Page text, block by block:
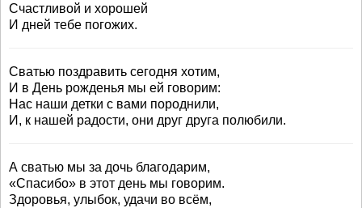
Счастливой и хорошей
И дней тебе погожих.
Сватью поздравить сегодня хотим,
И в День рожденья мы ей говорим:
Нас наши детки с вами породнили,
И, к нашей радости, они друг друга полюбили.
А сватью мы за дочь благодарим,
«Спасибо» в этот день мы говорим.
Здоровья, улыбок, удачи во всём,